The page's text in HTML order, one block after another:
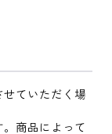
ていただく場
商品によって